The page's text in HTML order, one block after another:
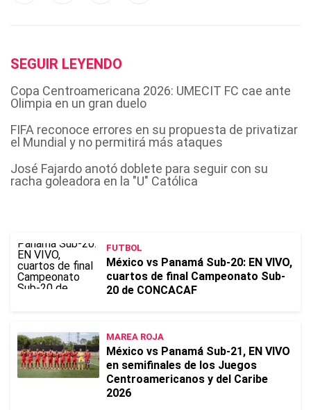
SEGUIR LEYENDO
Copa Centroamericana 2026: UMECIT FC cae ante
Olimpia en un gran duelo
FIFA reconoce errores en su propuesta de privatizar
el Mundial y no permitirá más ataques
José Fajardo anotó doblete para seguir con su
racha goleadora en la "U" Católica
FUTBOL
México vs Panamá Sub-20: EN VIVO,
cuartos de final Campeonato Sub-
20 de CONCACAF
MAREA ROJA
México vs Panamá Sub-21, EN VIVO
en semifinales de los Juegos
Centroamericanos y del Caribe
2026